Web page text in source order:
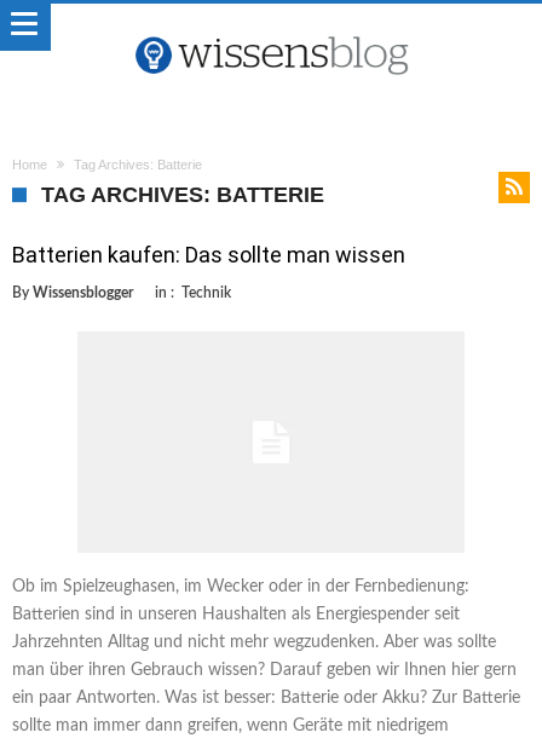
Home Tag Archives: Batterie
TAG ARCHIVES: BATTERIE
Batterien kaufen: Das sollte man wissen
By Wissensblogger in : Technik
Ob im Spielzeughasen, im Wecker oder in der Fernbedienung:
Batterien sind in unseren Haushalten als Energiespender seit
Jahrzehnten Alltag und nicht mehr wegzudenken. Aber was sollte
man über ihren Gebrauch wissen? Darauf geben wir Ihnen hier gern
ein paar Antworten. Was ist besser: Batterie oder Akku? Zur Batterie
sollte man immer dann greifen, wenn Geräte mit niedrigem